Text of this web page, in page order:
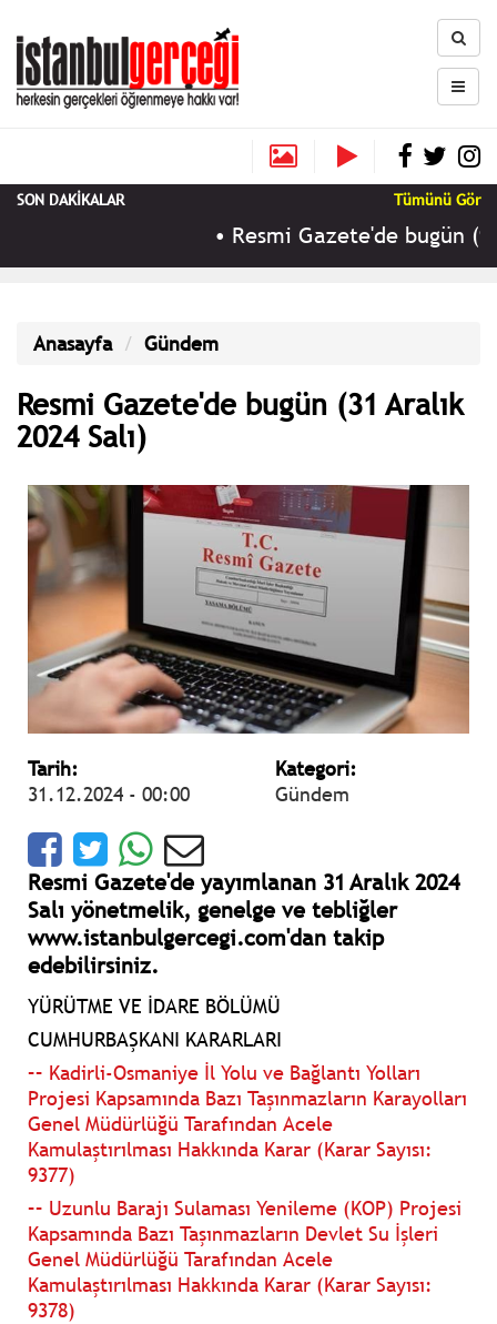
SON DAKİKALAR Tümünü Gör
Resmi Gazete'de bugün (9
Anasayfa Gündem
Resmi Gazete'de bugün (31 Aralık
2024 Salı)
Tarih:
31.12.2024 - 00:00
Kategori:
Gündem
Resmi Gazete'de yayımlanan 31 Aralık 2024
Salı yönetmelik, genelge ve tebliğler
www.istanbulgercegi.com'dan takip
edebilirsiniz.
YÜRÜTME VE İDARE BÖLÜMÜ
CUMHURBAŞKANI KARARLARI
–– Kadirli-Osmaniye İl Yolu ve Bağlantı Yolları
Projesi Kapsamında Bazı Taşınmazların Karayolları
Genel Müdürlüğü Tarafından Acele
Kamulaştırılması Hakkında Karar (Karar Sayısı:
9377)
–– Uzunlu Barajı Sulaması Yenileme (KOP) Projesi
Kapsamında Bazı Taşınmazların Devlet Su İşleri
Genel Müdürlüğü Tarafından Acele
Kamulaştırılması Hakkında Karar (Karar Sayısı:
9378)